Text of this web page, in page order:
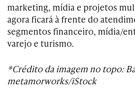
marketing, mídia e projetos
agora ficará à frente do
segmentos financeiro, mídia/
varejo e turismo.
*Crédito da imagem no topo:
metamorworks/iStock